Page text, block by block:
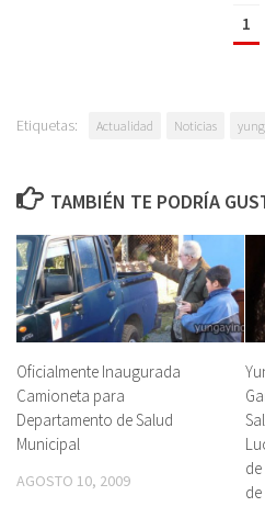
1
Etiquetas: Actualidad Noticias
TAMBIÉN TE PODRÍA
Oficialmente Inaugurada
Camioneta para
Departamento de Salud
Municipal
AGOSTO 10, 2009